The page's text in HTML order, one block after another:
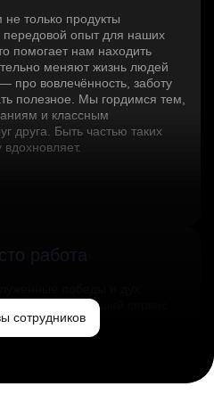
только продукты
опыт для наших
помогает нам находить
меняют жизнь людей
про вовлечённость, заботу
полезное. Мы гордимся тем,
и классным
друга. Быть частью таких
работа
и создаём лучший сервис
сотрудников